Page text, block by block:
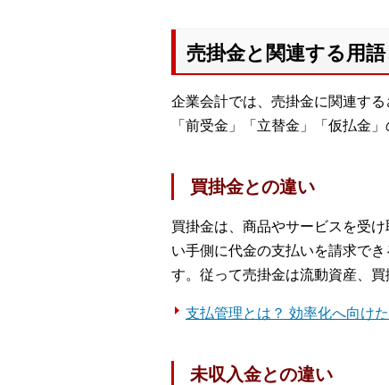
売掛金と関連する用
企業会計では、売掛金に関連す
「前受金」「立替金」「仮払金
買掛金との違い
買掛金は、商品やサービスを受
い手側に代金の支払いを請求で
す。従って売掛金は流動資産、
支払管理とは？ 効率化へ向け
未収入金との違い